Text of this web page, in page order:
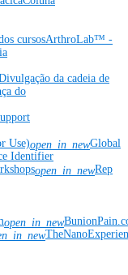
cursosArthroLab™ -
da cadeia de
do
Use)open_in_newGlobal
Identifier
open_in_newRep
open_in_new